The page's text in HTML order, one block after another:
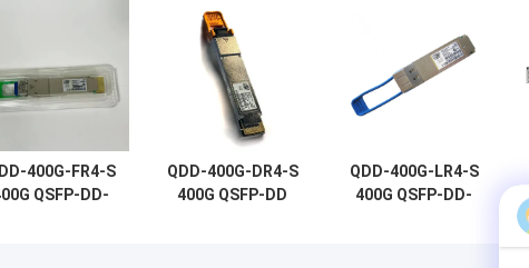
400G-FR4-S
QSFP-DD-
QDD-400G-DR4-S
400G QSFP-DD
QDD-400G-LR4-S
400G QSFP-DD-